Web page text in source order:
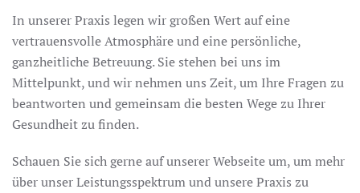
In unserer Praxis legen wir großen Wert auf eine
vertrauensvolle Atmosphäre und eine persönliche,
ganzheitliche Betreuung. Sie stehen bei uns im
Mittelpunkt, und wir nehmen uns Zeit, um Ihre Fragen zu
beantworten und gemeinsam die besten Wege zu Ihrer
Gesundheit zu finden.
Schauen Sie sich gerne auf unserer Webseite um, um mehr
über unser Leistungsspektrum und unsere Praxis zu